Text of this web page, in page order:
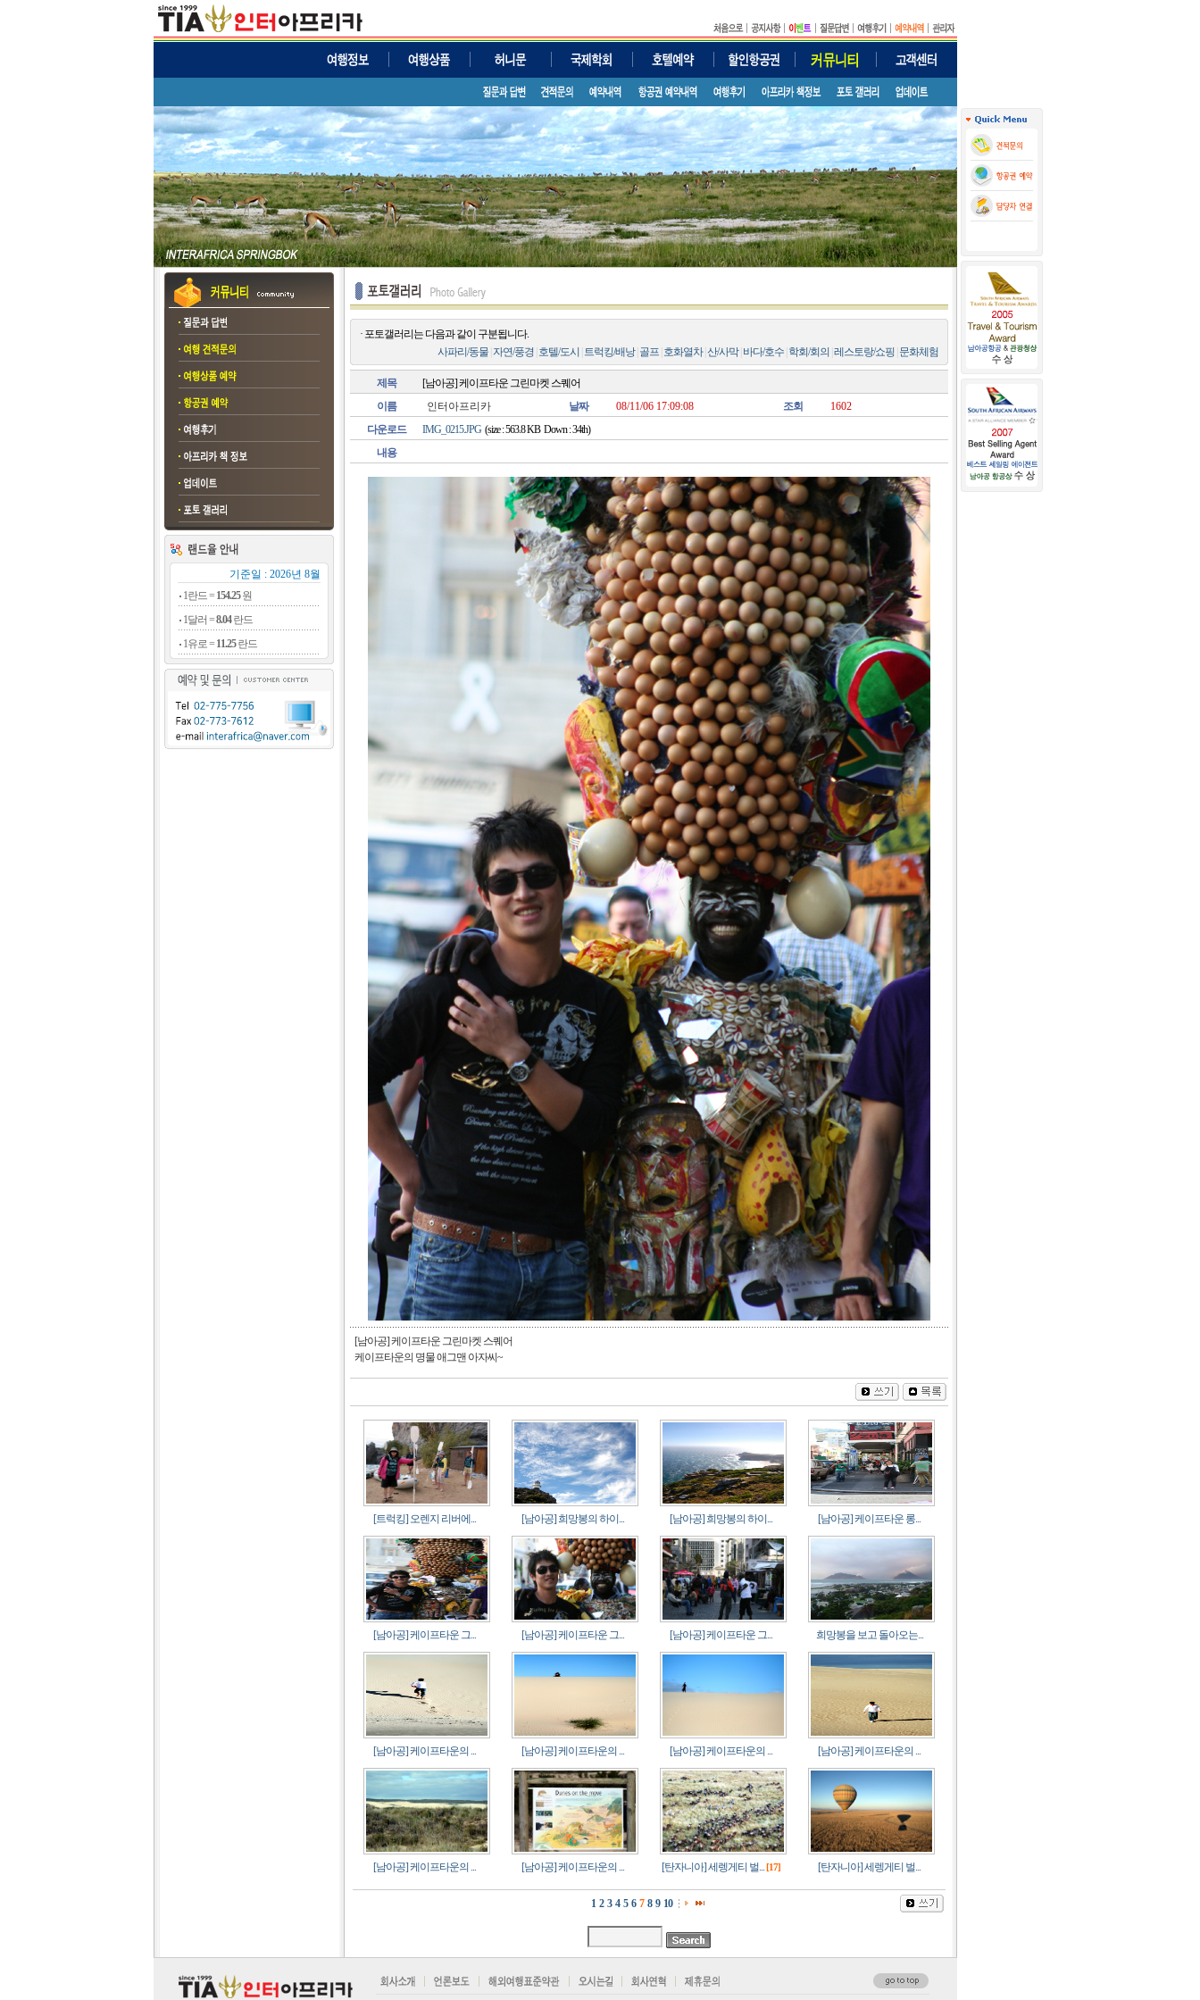
기준일 : 2026년 8월
1란드 = 154.25원
1달러 =8.04란드
1유로 = 11.25란드
· 포토갤러리는 다음과 같이 구분됩니다.
사파리/동물 자연/풍경 호텔/도시 트럭킹/배낭 골프 호화열차 산/사막 바다/호수 학회/회의 레스토랑/쇼핑 문화체험
제목
[남아공] 케이프타운 그린마켓 스퀘어
이름
인터아프리카 날짜 08/11/06 17:09:08 조회
1602
다운로드
IMG_0215.JPG(size : 563.8 KB Down : 34th)
내용
[남아공] 케이프타운 그린마켓 스퀘어
케이프타운의 명물 애그맨 아자씨~
[트럭킹] 오렌지 리버에... [남아공] 희망봉의 하이... [남아공] 희망봉의 하이... [남아공] 케이프타운 롱...
[남아공] 케이프타운 그... [남아공] 케이프타운 그... [남아공] 케이프타운 그... 희망봉을 보고 돌아오는...
[남아공] 케이프타운의 ... [남아공] 케이프타운의 ... [남아공] 케이프타운의 ... [남아공] 케이프타운의 ...
[남아공] 케이프타운의 ... [남아공] 케이프타운의 ... [탄자니아] 세렝게티 벌... [17] [탄자니아] 세렝게티 벌...
1 2 3 4 5 6 7 8 9 10